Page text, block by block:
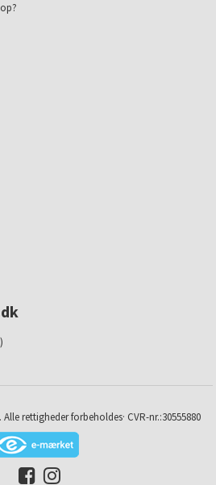
rettigheder forbeholdes· CVR-nr.:30555880